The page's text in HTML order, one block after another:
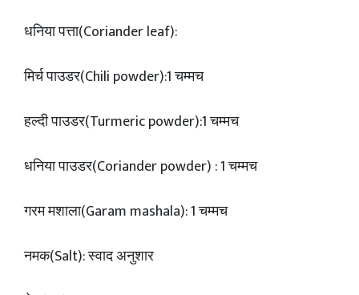
धनिया पत्ता(Coriander leaf):
मिर्च पाउडर(Chili powder):1 चम्मच
हल्दी पाउडर(Turmeric powder):1 चम्मच
धनिया पाउडर(Coriander powder) : 1 चम्मच
गरम मशाला(Garam mashala): 1 चम्मच
नमक(Salt): स्वाद अनुशार